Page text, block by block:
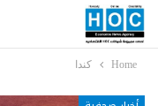
Home كندا